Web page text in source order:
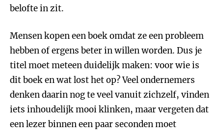
belofte in zit.
Mensen kopen een boek omdat ze een probleem
hebben of ergens beter in willen worden. Dus je
titel moet meteen duidelijk maken: voor wie is
dit boek en wat lost het op? Veel ondernemers
denken daarin nog te veel vanuit zichzelf, vinden
iets inhoudelijk mooi klinken, maar vergeten dat
een lezer binnen een paar seconden moet